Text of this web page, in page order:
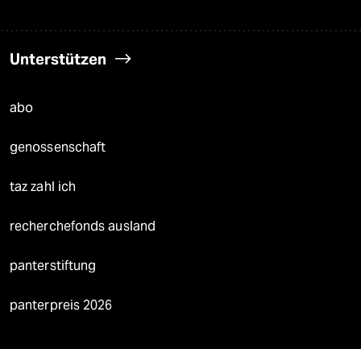
Unterstützen
abo
genossenschaft
taz zahl ich
recherchefonds ausland
panterstiftung
panterpreis 2026